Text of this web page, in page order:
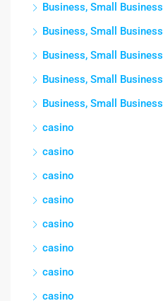
Business, Small Business
Business, Small Business
Business, Small Business
Business, Small Business
Business, Small Business
casino
casino
casino
casino
casino
casino
casino
casino